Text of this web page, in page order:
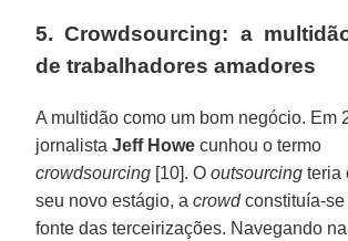
5. Crowdsourcing: a
de trabalhadores amadores
A multidão como um bom negócio. Em
jornalistaJeff Howe cunhou o termo
crowdsourcing [10]. Ooutsourcing teria
seu novo estágio, acrowdconstituía-se
fonte das terceirizações. Navegando